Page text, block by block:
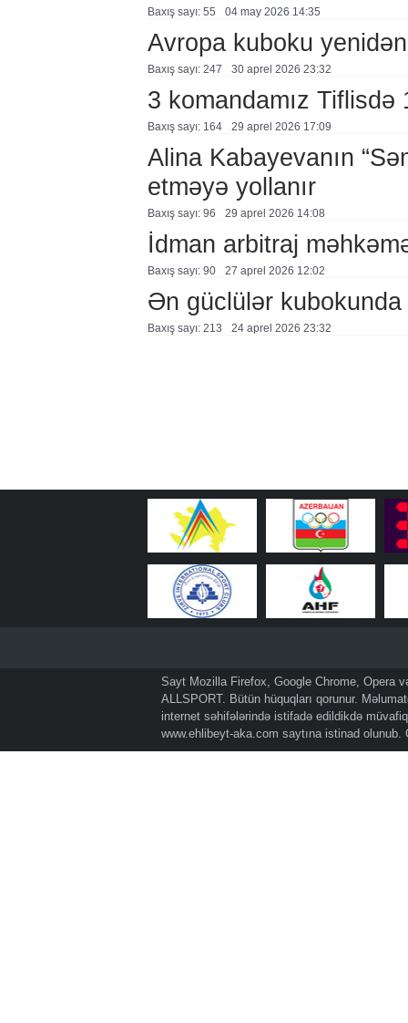
Baxış sayı: 55 04 may 2026 14:35
Avropa kuboku
Baxış sayı: 247 30 aprel 2026 23:32
3 komandamız Tiflisdə
Baxış sayı: 164 29 aprel 2026 17:09
Alina Kabayevanın
etməyə yollanır
Baxış sayı: 96 29 aprel 2026 14:08
İdman arbitraj
Baxış sayı: 90 27 aprel 2026 12:02
Ən güclülər kubokunda
Baxış sayı: 213 24 aprel 2026 23:32
Sayt Mozilla Firefox, Google Chrome, Opera
ALLSPORT. Bütün hüquqları qorunur.
internet səhifələrində istifadə edildikdə
www.ehlibeyt-aka.com saytına istinad olunub.